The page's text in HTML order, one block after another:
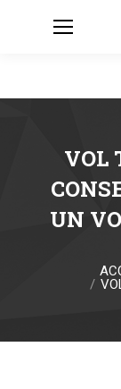
VOL
UN
Vous êtes ici :